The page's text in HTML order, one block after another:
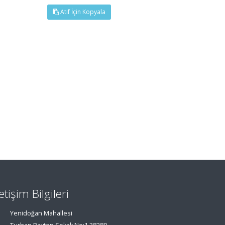
Atıf İçin Kopyala
Bilgileri
Yenidoğan Mahallesi